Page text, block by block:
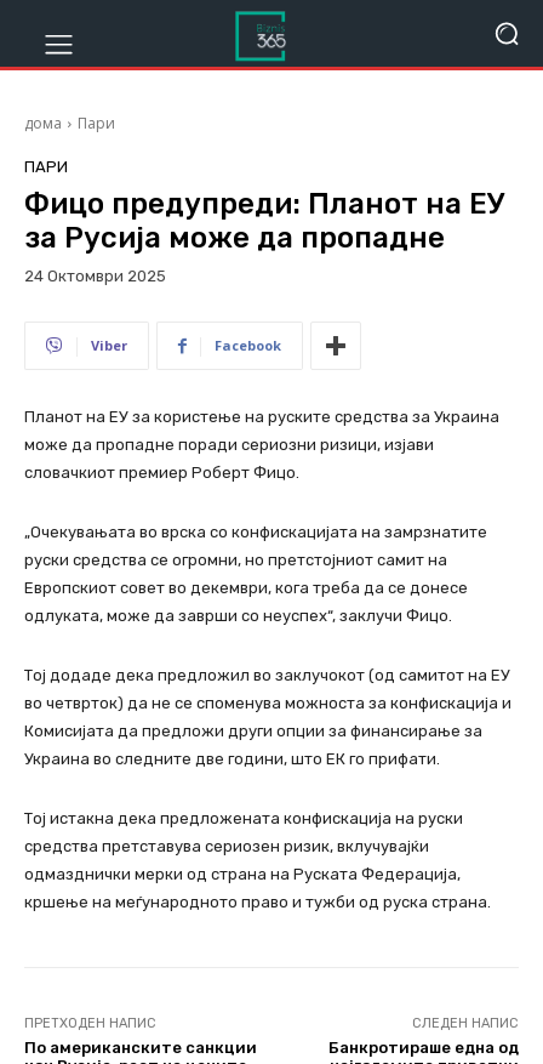
дома Пари
ПАРИ
Фицо предупреди: Планот на ЕУ
за Русија може да пропадне
24 Октомври 2025
Viber Facebook
Планот на ЕУ за користење на руските средства за Украина
може да пропадне поради сериозни ризици, изјави
словачкиот премиер Роберт Фицо.
„Очекувањата во врска со конфискацијата на замрзнатите
руски средства се огромни, но претстојниот самит на
Европскиот совет во декември, кога треба да се донесе
одлуката, може да заврши со неуспех“, заклучи Фицо.
Тој додаде дека предложил во заклучокот (од самитот на ЕУ
во четврток) да не се споменува можноста за конфискација и
Комисијата да предложи други опции за финансирање за
Украина во следните две години, што ЕК го прифати.
Тој истакна дека предложената конфискација на руски
средства претставува сериозен ризик, вклучувајќи
одмазднички мерки од страна на Руската Федерација,
кршење на меѓународното право и тужби од руска страна.
ПРЕТХОДЕН НАПИС
По американските санкции
СЛЕДЕН НАПИС
Банкротираше една од